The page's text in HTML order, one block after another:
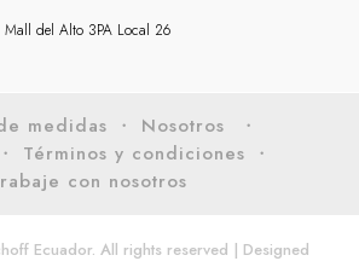
Mall del Alto 3PA Local 26
medidas ・ Nosotros
・
・ Términos y condiciones ・
con nosotros
Ecuador. All rights reserved | Designed